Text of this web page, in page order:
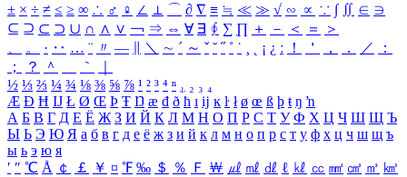
± × ÷ ≠ ≤ ≥ ∞ ∴ ♂ ♀ ∠ ⊥ ⌒ ∂ ∇ ≡ ≒ ≪ ≫ √ ∽ ∝ ∵ ∫ ∬ ∈ ∋
⊆ ⊇ ⊂ ⊃ ∪ ∩ ∧ ∨ ￢ ⇒ ⇔ ∀ ∃ ∮ ∑ ∏ ＋ － ＜ ＝
＞
、
。 · ‥ … ¨ 〃 ― ＼ ∼ ´ ～ ˇ ˘ ˝ ˚ ˙ ¸ ¡ ¿ ː ！ ＇ ， ． ／
：
；
？ ＾ ｀
½ ⅓ ⅔ ¼ ¾ ⅛ ⅜ ⅝ ⅞ ¹ ² ³ ⁴ ⁿ ₁ ₂ ₃ ₄
Æ Ð Ħ Ĳ Ł Ø Œ Þ Ŧ Ŋ æ đ ð ħ ı ĳ ĸ ŀ ł ø œ ß þ ŧ ŋ ŉ
А Б В Г Д Е Ё Ж З И Й К Л М Н О П Р С Т У Ф Х Ц Ч Ш Щ Ъ
Ы Ь Э Ю Я а б в г д е ё ж з и й к л м н о п р с т у ф х ц ч ш щ ъ
ы ь э ю я
′ ″ ℃ Å ￠ ￡ ￥ ¤ ℉ ‰ ＄ ％ Ｆ ￦ ㎕ ㎖ ㎗ ℓ ㎘ ㏄ ㎣ ㎤ ㎥ ㎦